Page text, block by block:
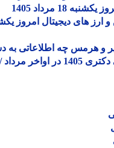
مرداد 1405
و هرمس چه اطلاعاتی به
اعلام نتایج نهایی دکتری 1405 در